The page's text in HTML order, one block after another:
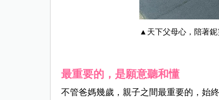
▲天下父母心，陪著鈮
最重要的，是願意聽和懂
不管爸媽幾歲，親子之間最重要的，始